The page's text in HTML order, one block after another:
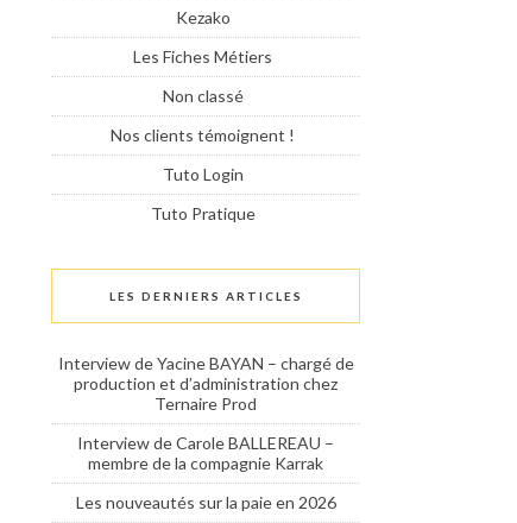
Kezako
Les Fiches Métiers
Non classé
Nos clients témoignent !
Tuto Login
Tuto Pratique
LES DERNIERS ARTICLES
Interview de Yacine BAYAN – chargé de
production et d’administration chez
Ternaire Prod
Interview de Carole BALLEREAU –
membre de la compagnie Karrak
Les nouveautés sur la paie en 2026